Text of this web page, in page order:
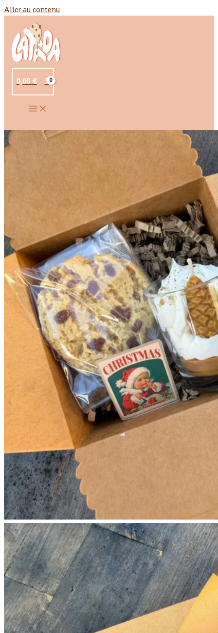
Aller au contenu
0,00 €